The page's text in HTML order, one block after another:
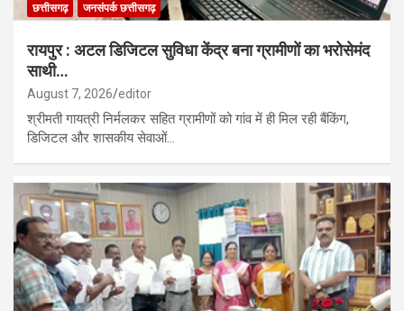
छत्तीसगढ़ जनसंपर्क छत्तीसगढ़
रायपुर : अटल डिजिटल सुविधा केंद्र बना ग्रामीणों का भरोसेमंद
साथी…
August 7, 2026 editor
श्रीमती गायत्री निर्मलकर सहित ग्रामीणों को गांव में ही मिल रही बैंकिंग,
डिजिटल और शासकीय सेवाओं…